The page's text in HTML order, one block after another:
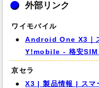
外部リンク
ワイモバイル
Android One X3｜
Y!mobile - 格安SIM
京セラ
X3 | 製品情報 | スマ